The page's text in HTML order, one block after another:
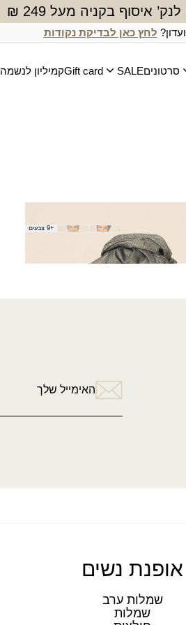
איסוף בקניה מעל 249 ₪
לחץ כאן לבדיקת נקודות
סרטוניםSALE
Gift cardקמיליון לנשמה
+9 צבעים
האימייל שלך
אופנת נשים
שמלות ערב
שמלות